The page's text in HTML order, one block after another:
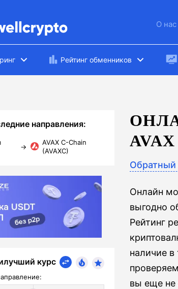
О нас
Рейтинг обменников
направления:
→
AVAX C-Chain
(AVAXC)
курс
Онлайн
выгодно
Рейтинг
наличие
вы еще не